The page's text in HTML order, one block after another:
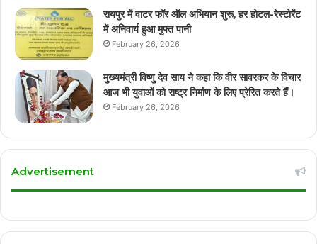
रायपुर में वाटर फॉर ऑल अभियान शुरू, हर होटल-रेस्टोरेंट
में अनिवार्य हुआ मुफ्त पानी
February 26, 2026
मुख्यमंत्री विष्णु देव साय ने कहा कि वीर सावरकर के विचार
आज भी युवाओं को राष्ट्र निर्माण के लिए प्रेरित करते हैं।
February 26, 2026
Advertisement